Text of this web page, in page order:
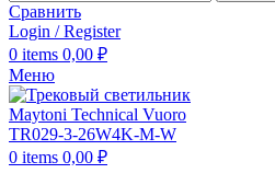
Сравнить
Login / Register
0 items 0,00 ₽
Меню
0 items 0,00 ₽